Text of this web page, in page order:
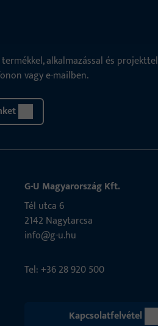
alkalmazással és projekttel
vagy e-mailben.
G-U Magyarország Kft.
Tél utca 6
2142 Nagytarcsa
info@g-u.hu
Tel: +36 28 920 500
Kapcsolatfelvétel